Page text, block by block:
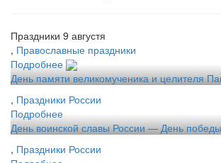
Праздники 9 августя
, Православные праздники
Подробнее
День памяти великомученика и целителя
, Праздники России
Подробнее
День воинской славы России — День
, Праздники России